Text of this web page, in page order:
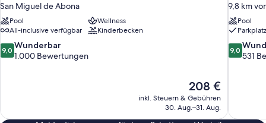
San Miguel de Abona
Pool
Wellness
All-inclusive verfügbar
Kinderbecken
9.0
von
9,0 Wunderbar
1.000 Bewertungen
Der
Preis
beträgt
208 €
inkl. Steuern & Gebühren
30. Aug.–31. Aug.
9,8 km
Pool
9.0
von
9,0
531